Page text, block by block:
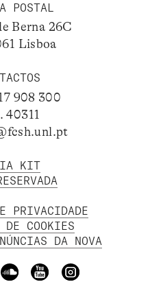
POSTAL
Berna 26C
Lisboa
908 300
40311
KIT
PRIVACIDADE
COOKIES
DA NOVA